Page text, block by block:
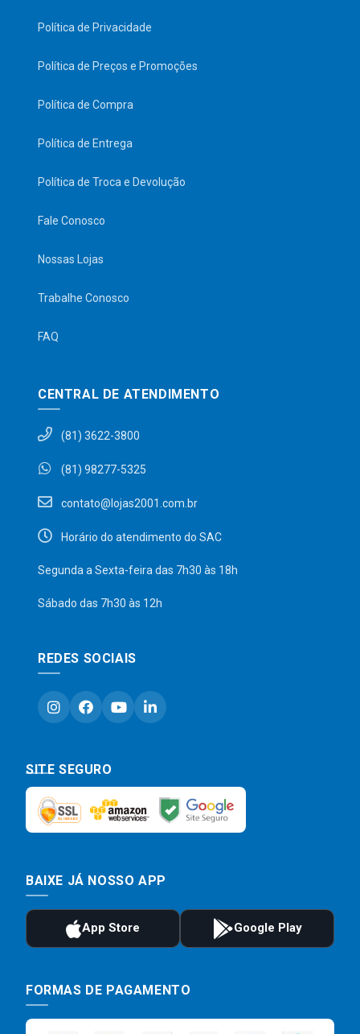
Política de Privacidade
Política de Preços e Promoções
Política de Compra
Política de Entrega
Política de Troca e Devolução
Fale Conosco
Nossas Lojas
Trabalhe Conosco
FAQ
CENTRAL DE ATENDIMENTO
(81) 3622-3800
(81) 98277-5325
contato@lojas2001.com.br
Horário do atendimento do SAC
Segunda a Sexta-feira das 7h30 às 18h
Sábado das 7h30 às 12h
REDES SOCIAIS
SITE SEGURO
BAIXE JÁ NOSSO APP
FORMAS DE PAGAMENTO